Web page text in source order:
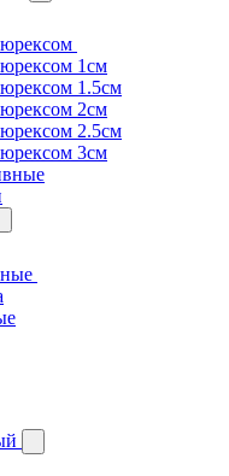
1см
1.5см
2см
2.5см
3см